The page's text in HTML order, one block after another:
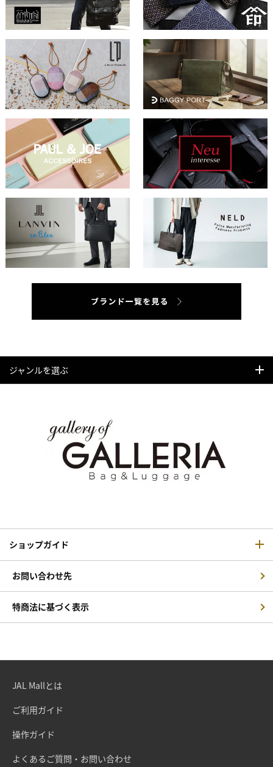
ジャンルを選ぶ
ショップガイド
お問い合わせ先
特商法に基づく表示
JAL Mallとは
ご利用ガイド
操作ガイド
よくあるご質問・お問い合わせ